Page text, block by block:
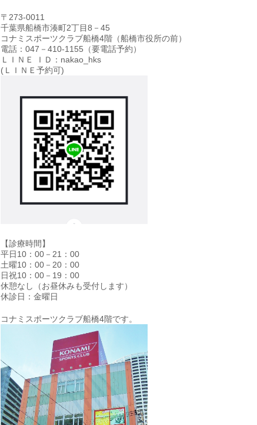
〒273-0011
千葉県船橋市湊町2丁目8－45
コナミスポーツクラブ船橋4階（船橋市役所の前）
電話：047－410-1155（要電話予約）
ＬＩＮＥ ＩＤ：nakao_hks
(ＬＩＮＥ予約可)
【診療時間】
平日10：00－21：00
土曜10：00－20：00
日祝10：00－19：00
休憩なし（お昼休みも受付します）
休診日：金曜日
コナミスポーツクラブ船橋4階です。